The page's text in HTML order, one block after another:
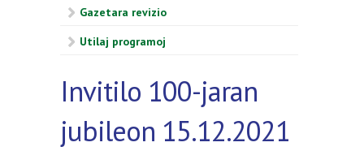
Gazetara revizio
Utilaj programoj
Invitilo 100-jaran
jubileon 15.12.2021